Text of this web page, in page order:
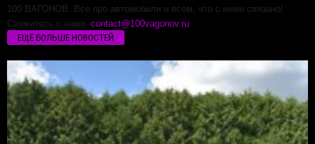
100 ВАГОНОВ. Все про автомобили и всем, что с ними связано!
Свяжитесь с нами: contact@100vagonov.ru
ЕЩЁ БОЛЬШЕ НОВОСТЕЙ